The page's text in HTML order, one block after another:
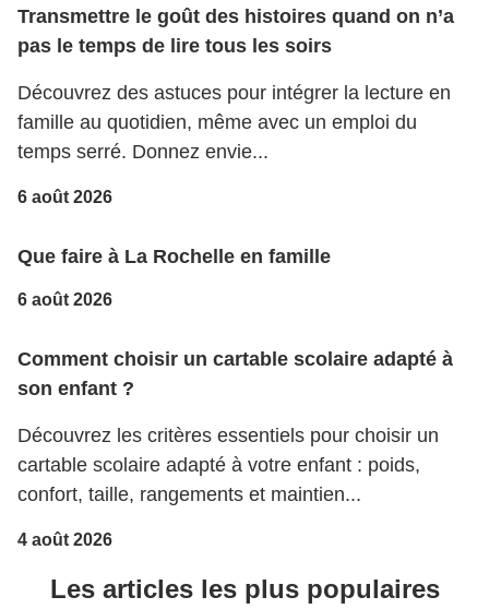
Transmettre le goût des histoires quand on n’a
pas le temps de lire tous les soirs
Découvrez des astuces pour intégrer la lecture en
famille au quotidien, même avec un emploi du
temps serré. Donnez envie...
6 août 2026
Que faire à La Rochelle en famille
6 août 2026
Comment choisir un cartable scolaire adapté à
son enfant ?
Découvrez les critères essentiels pour choisir un
cartable scolaire adapté à votre enfant : poids,
confort, taille, rangements et maintien...
4 août 2026
Les articles les plus populaires